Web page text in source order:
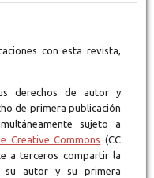
con esta revista,
derechos de autor y
de primera publicación
sujeto a
Creative Commons (CC
a terceros compartir la
su autor y su primera